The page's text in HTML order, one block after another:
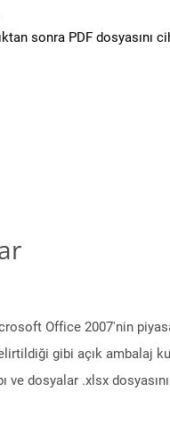
sonra PDF dosyasını
Office 2007'nin
gibi açık ambalaj
ve dosyalar .xlsx